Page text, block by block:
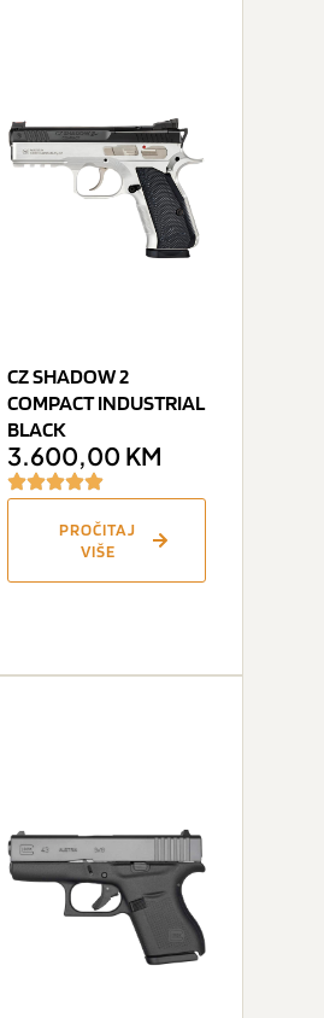
CZ SHADOW 2
COMPACT INDUSTRIAL
BLACK
3.600,00 KM
PROČITAJ
VIŠE